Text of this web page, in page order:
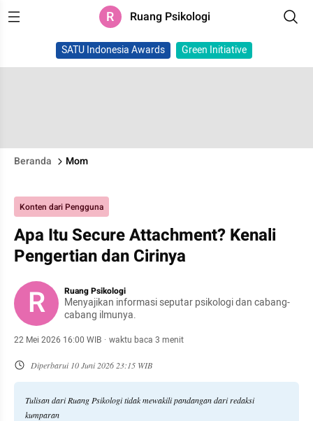
R Ruang Psikologi
SATU Indonesia Awards Green Initiative
Beranda Mom
Konten dari Pengguna
Apa Itu Secure Attachment? Kenali
Pengertian dan Cirinya
R Ruang Psikologi
Menyajikan informasi seputar psikologi dan cabang-
cabang ilmunya.
22 Mei 2026 16:00 WIB · waktu baca 3 menit
Diperbarui 10 Juni 2026 23:15 WIB
Tulisan dari Ruang Psikologi tidak mewakili pandangan dari redaksi
kumparan